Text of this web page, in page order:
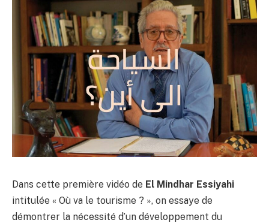
Dans cette première vidéo de El Mindhar Essiyahi
intitulée « Où va le tourisme ? », on essaye de
démontrer la nécessité d’un développement du